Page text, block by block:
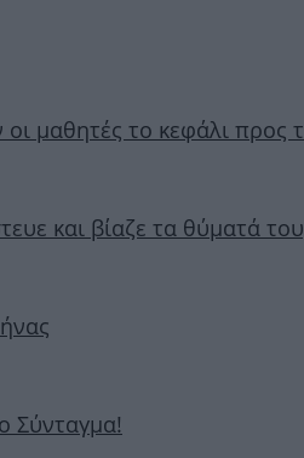
μαθητές το κεφάλι προς
και βίαζε τα θύματά
Σύνταγμα!